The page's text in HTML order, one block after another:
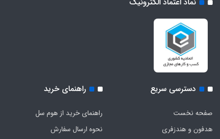
دسترسی سریع
صفحه نخست
هدفون‌ و‌ هندزفری
راهنمای خرید
راهنمای خرید از هوم سل
نحوه ارسال سفارش